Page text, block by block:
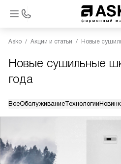
Asko Акции и статьи Новые
Новые сушильные
года
ВсеОбслуживаниеТехнологии